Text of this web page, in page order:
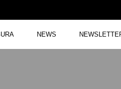
NEWS